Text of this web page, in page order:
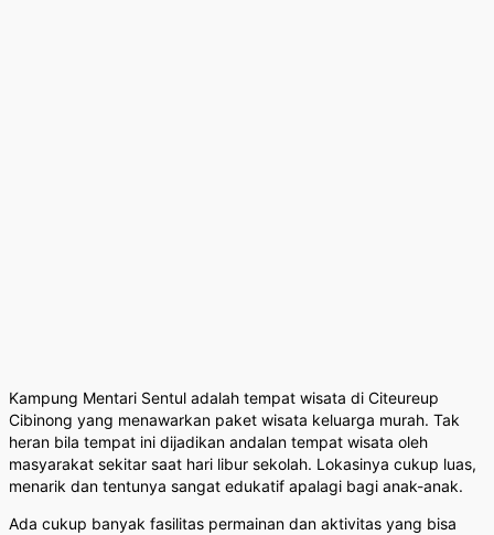
Kampung Mentari Sentul adalah tempat wisata di Citeureup
Cibinong yang menawarkan paket wisata keluarga murah. Tak
heran bila tempat ini dijadikan andalan tempat wisata oleh
masyarakat sekitar saat hari libur sekolah. Lokasinya cukup luas,
menarik dan tentunya sangat edukatif apalagi bagi anak-anak.
Ada cukup banyak fasilitas permainan dan aktivitas yang bisa